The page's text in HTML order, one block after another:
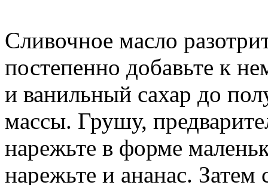
Сливочное масло
постепенно добавьте к
и ванильный сахар до
массы. Грушу,
нарежьте в форме
нарежьте и ананас. Затем